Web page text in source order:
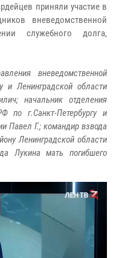
приняли участие в
вневедомственной
служебного долга,
вневедомственной
и Ленинградской области
начальник отделения
по г.Санкт-Петербургу и
Павел Г.; командир взвода
Ленинградской области
Лукина мать погибшего